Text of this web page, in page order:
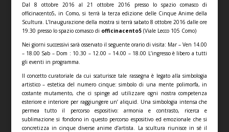
Dal 8 ottobre 2016 al 21 ottobre 2016 presso lo spazio comasco di
officinacento5, in Como, si terrà la terza edizione delle Cinque Anime della
Scultura. L’Inaugurazione della mostra si terrà sabato 8 ottobre 2016 dalle ore
19.30 presso lo spazio comasco di officinacento5(Viale Lecco 105 Como)
Nei giorni successivi sarà osservato il seguente orario di visita: Mar – Ven 14.00
– 18.00 Sab – Dom : 10.30 – 12.00 – 14.00 – 18.00 L’ingresso è libero a tutti
gli eventi in programma.
Il concetto curatoriale da cui scaturisce tale rassegna è legato alla simbologia
artistico – estetica del numero cinque: simbolo di una mente polimorfa, in
costante mutamento, che ci spinge ad utilizzare ogni nostra competenza
esteriore e interiore per raggiungere un’ aliquid. Una simbologia intensa che
permea tutto il percorso espositivo: armonia e contrasto, ricerca e
sublimazione si fondono in questo percorso espositivo ed emozionale che si
concretizza in cinque diverse anime d’artista. La scultura riunisce in sé il